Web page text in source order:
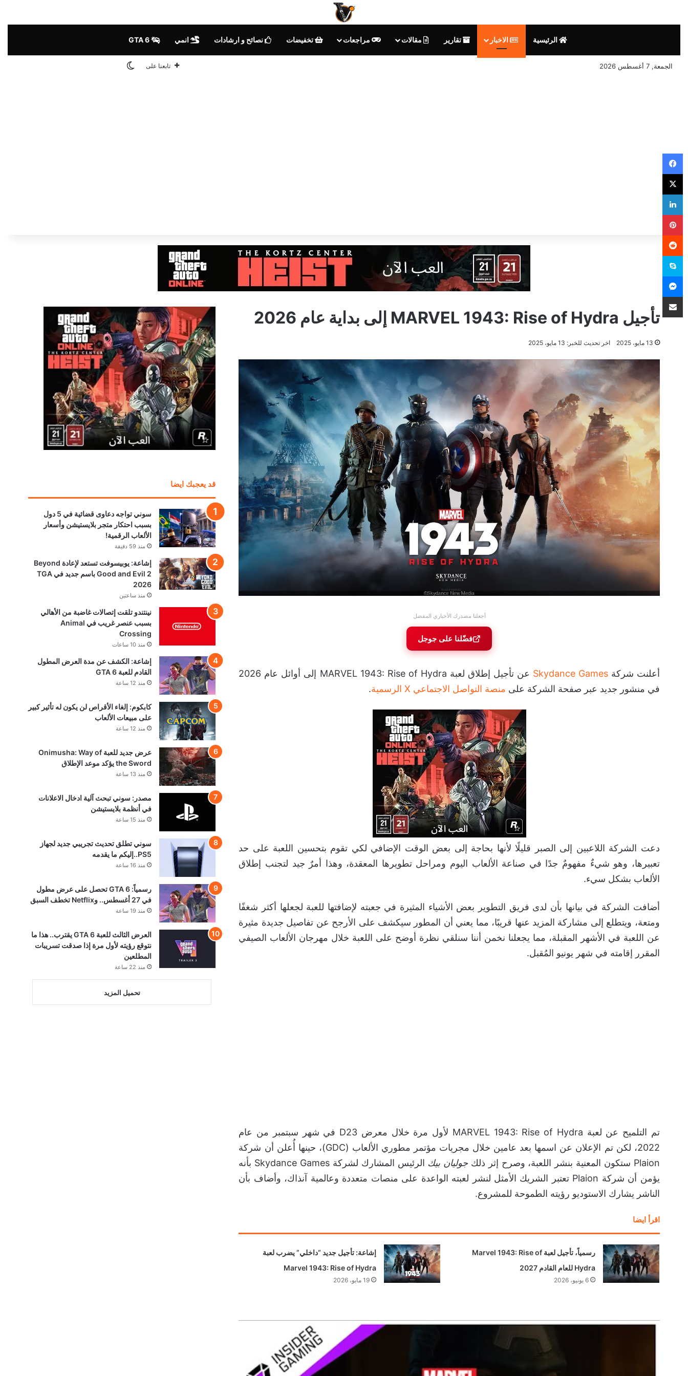
الرئيسية الاخبار تقارير مقالات مراجعات تخفيضات نصائح و ارشادات انمي
الجمعة, 7 أغسطس 2026 تابعنا على الوضع المظلم
تأجيل MARVEL 1943: Rise of Hydra إلى بداية عام 2026
13 مايو، 2025 اخر تحديث للخبر: 13 مايو، 2025
أجعلنا مصدرك الأخباري المفضل
فضّلنا على جوجل
أعلنت شركةSkydance Games
عن تأجيل إطلاق لعبة MARVEL 1943: Rise of Hydra إلى أوائل عام 2026
في منشور جديد عبر صفحة الشركة على منصة التواصل الاجتماعي X الرسمية .
دعت الشركة اللاعبين إلى الصبر قليلًا لأنها بحاجة إلى بعض الوقت الإضافي لكي تقوم بتحسين اللعبة على حد
تعبيرها، وهو شيءٌ مفهومٌ جدًا في صناعة الألعاب اليوم ومراحل تطويرها المعقدة، وهذا أمرٌ جيد لتجنب إطلاق
الألعاب بشكل سيء.
أضافت الشركة في بيانها بأن لدى فريق التطوير بعض الأشياء المثيرة في جعبته لإضافتها للعبة لجعلها أكثر شغفًا
ومتعة، ويتطلع إلى مشاركة المزيد عنها قريبًا، مما يعني أن المطور سيكشف على الأرجح عن تفاصيل جديدة مثيرة
عن اللعبة في الأشهر المقبلة، مما يجعلنا نخمن أننا سنلقي نظرة أوضح على اللعبة خلال مهرجان الألعاب الصيفي
المقرر إقامته في شهر يونيو المُقبل.
تم التلميح عن لعبة MARVEL 1943: Rise of Hydra لأول مرة خلال معرض D23 في شهر سبتمبر من عام
2022، لكن تم الإعلان عن اسمها بعد عامين خلال مجريات مؤتمر مطوري الألعاب (GDC)، حينها أُعلن أن شركة
Plaion ستكون المعنية بنشر اللعبة، وصرح إثر ذلك
جوليان بيك
الرئيس المشارك لشركة Skydance Games بأنه
يؤمن أن شركة Plaion تعتبر الشريك الأمثل لنشر لعبته الواعدة على منصات متعددة وعالمية آنذاك، وأضاف بأن
الناشر يشارك الاستوديو رؤيته الطموحة للمشروع.
اقرأ ايضا
رسمياً، تأجيل لعبة Marvel 1943: Rise of
Hydra للعام القادم 2027
6 يونيو، 2026
إشاعة: تأجيل جديد “داخلي” يضرب لعبة
Marvel 1943: Rise of Hydra
19 مايو، 2026
قد يعجبك ايضا
سوني تواجه دعاوى قضائية في 5 دول
بسبب احتكار متجر بلايستيشن وأسعار
الألعاب الرقمية!
منذ 59 دقيقة
إشاعة: يوبيسوفت تستعد لإعادة Beyond
Good and Evil 2 باسم جديد في TGA
2026
منذ ساعتين
نينتندو تلقت إتصالات غاضبة من الأهالي
بسبب عنصر غريب في Animal
Crossing
منذ 10 ساعات
إشاعة: الكشف عن مدة العرض المطول
القادم للعبة GTA 6
منذ 12 ساعة
كابكوم: إلغاء الأقراص لن يكون له تأثير كبير
على مبيعات الألعاب
منذ 12 ساعة
عرض جديد للعبة Onimusha: Way of
the Sword يؤكد موعد الإطلاق
منذ 13 ساعة
مصدر: سوني تبحث آلية ادخال الاعلانات
في أنظمة بلايستيشن
منذ 15 ساعة
سوني تطلق تحديث تجريبي جديد لجهاز
PS5..إليكم ما يقدمه
منذ 16 ساعة
رسمياً: GTA 6 تحصل على عرض مطول
في 27 أغسطس.. وNetflix تخطف السبق
منذ 19 ساعة
العرض الثالث للعبة GTA 6 يقترب.. هذا ما
نتوقع رؤيته لأول مرة إذا صدقت تسريبات
المطلعين
منذ 22 ساعة
تحميل المزيد
فيسبوك
‫X
لينكدإن
بينتيريست
سكايب
ماسنجر
مشاركة عبر البريد